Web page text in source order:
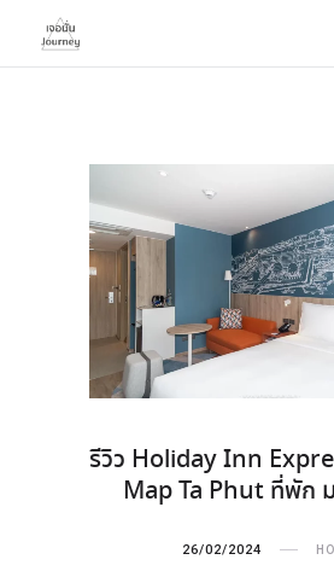
รีวิว Holiday Inn
Map Ta Phut ที่พัก
26/02/2024